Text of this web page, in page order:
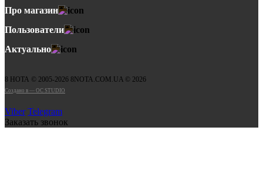
Про магазин
Пользователи
Актуально
8 НОТА © 2005-2026 8NOTA.COM.UA © 2026
Создано в — OC STUDIO
Viber Telegram
Заказать звонок